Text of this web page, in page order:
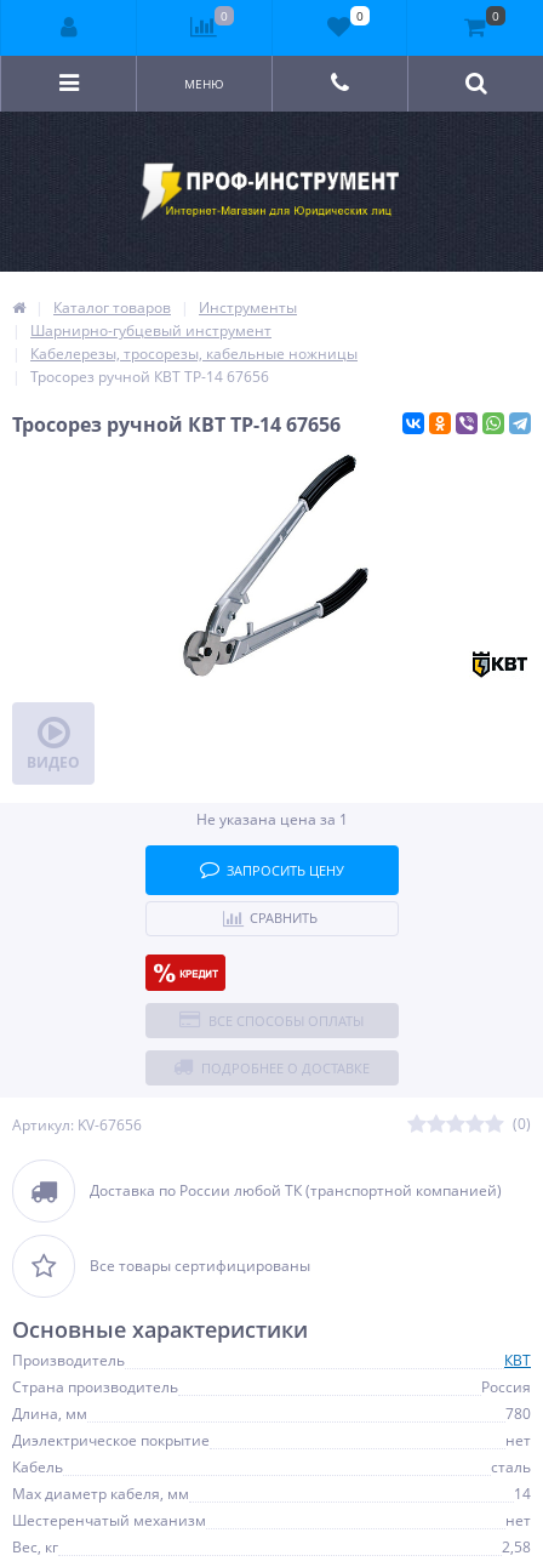
МЕНЮ
Каталог товаров
Инструменты
Шарнирно-губцевый инструмент
Кабелерезы, тросорезы, кабельные ножницы
Тросорез ручной КВТ ТР-14 67656
Тросорез ручной КВТ ТР-14 67656
ВИДЕО
Артикул: KV-67656 (0)
Доставка по России любой ТК (транспортной компанией)
Все товары сертифицированы
Не указана цена за 1
ЗАПРОСИТЬ ЦЕНУ
СРАВНИТЬ
ВСЕ СПОСОБЫ ОПЛАТЫ
ПОДРОБНЕЕ О ДОСТАВКЕ
Основные характеристики
Производитель
КВТ
Страна производитель
Россия
Длина, мм
780
Диэлектрическое покрытие
нет
Кабель
сталь
Мах диаметр кабеля, мм
14
Шестеренчатый механизм
нет
Вес, кг
2,58
0 0 0